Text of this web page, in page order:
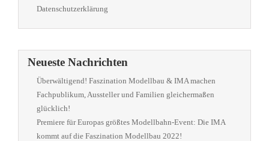
Datenschutzerklärung
Neueste Nachrichten
Überwältigend! Faszination Modellbau & IMA machen
Fachpublikum, Aussteller und Familien gleichermaßen
glücklich!
Premiere für Europas größtes Modellbahn-Event: Die IMA
kommt auf die Faszination Modellbau 2022!